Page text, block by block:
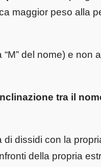
maggior peso alla
del nome) e non
tra il
dissidi con la
della propria